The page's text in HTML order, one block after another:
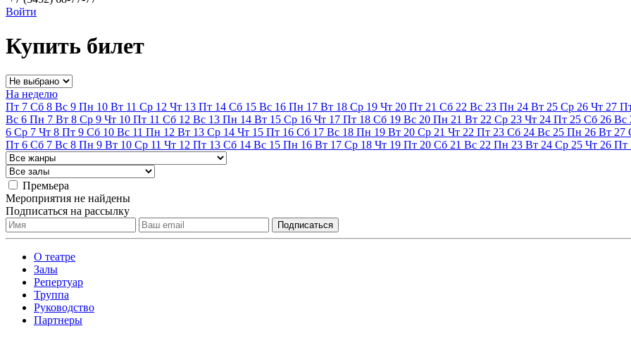
Войти
Купить билет
На неделю
Пт 7 Сб 8 Вс 9 Пн 10 Вт 11 Ср 12 Чт 13 Пт 14 Сб 15 Вс 16 Пн 17 Вт 18 Ср 19 Чт 20 Пт 21 Сб 22 Вс 23 Пн 24 Вт 25 Ср 26 Чт 27
Вс 6 Пн 7 Вт 8 Ср 9 Чт 10 Пт 11 Сб 12 Вс 13 Пн 14 Вт 15 Ср 16 Чт 17 Пт 18 Сб 19 Вс 20 Пн 21 Вт 22 Ср 23 Чт 24 Пт 25 Сб 26 Вс
6 Ср 7 Чт 8 Пт 9 Сб 10 Вс 11 Пн 12 Вт 13 Ср 14 Чт 15 Пт 16 Сб 17 Вс 18 Пн 19 Вт 20 Ср 21 Чт 22 Пт 23 Сб 24 Вс 25 Пн 26 Вт 27
Пт 6 Сб 7 Вс 8 Пн 9 Вт 10 Ср 11 Чт 12 Пт 13 Сб 14 Вс 15 Пн 16 Вт 17 Ср 18 Чт 19 Пт 20 Сб 21 Вс 22 Пн 23 Вт 24 Ср 25 Чт 26 Пт
Премьера
Мероприятия не найдены
Подписаться на рассылку
О театре
Залы
Репертуар
Труппа
Руководство
Партнеры